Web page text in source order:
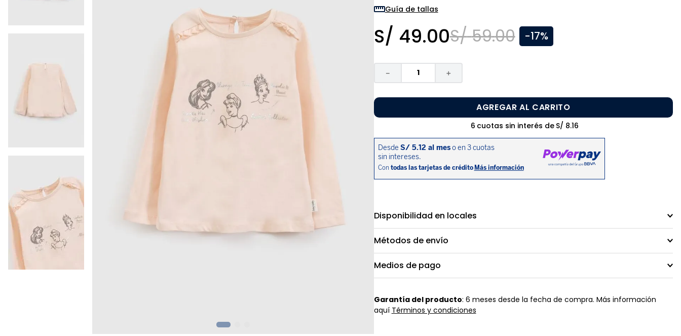
Guía de tallas
S/ 49.00S/ 59.00 -17%
＋
－
AGREGAR AL CARRITO
6 cuotas sin interés de S/ 8.16
Disponibilidad en locales
Métodos de envío
Medios de pago
Garantía del producto: 6 meses desde la fecha de compra. Más información
aquí Términos y condiciones
10. sandalias niño